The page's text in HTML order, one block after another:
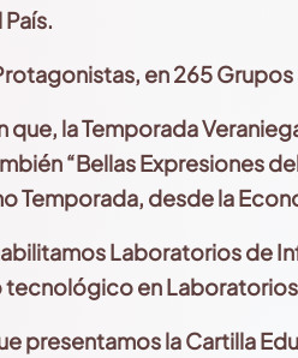
en 265
la Temporada
“Bellas Expresiones
Temporada, desde la
Laboratoriosde
en
presentamos la Cartilla